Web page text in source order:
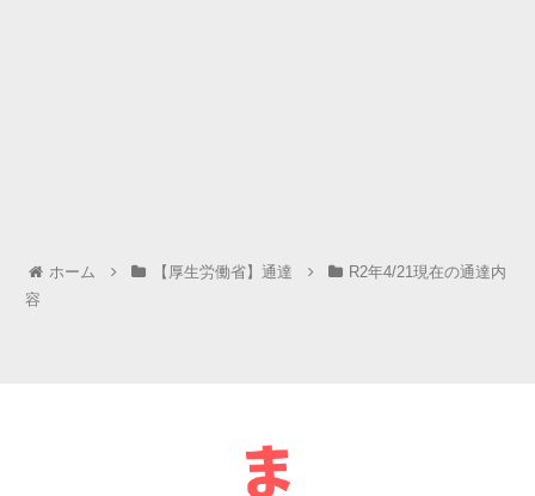
ホーム 【厚生労働省】通達
R2年4/21現在の通達内
容